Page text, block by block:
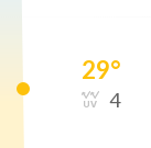
29°
4